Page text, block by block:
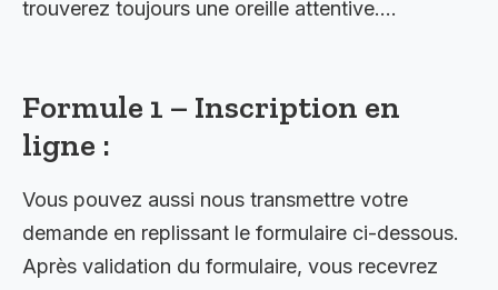
trouverez toujours une oreille attentive….
Formule 1 – Inscription en
ligne :
Vous pouvez aussi nous transmettre votre
demande en replissant le formulaire ci-dessous.
Après validation du formulaire, vous recevrez